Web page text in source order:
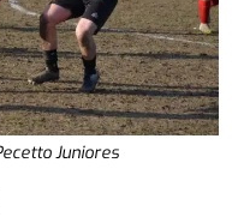
Juniores